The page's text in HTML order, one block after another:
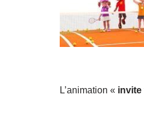
L’animation « invite